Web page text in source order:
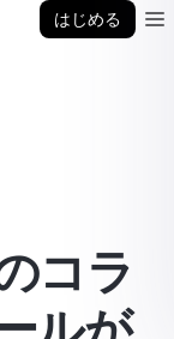
はじめる
コラ
ルが